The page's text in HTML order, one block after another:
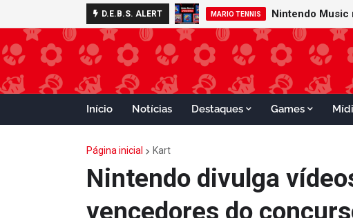
D.E.B.S. ALERT KART Mario Kart World
MARIO TENNIS
Início Notícias Destaques Games
Página inicial Kart
Nintendo divulga
vencedores do